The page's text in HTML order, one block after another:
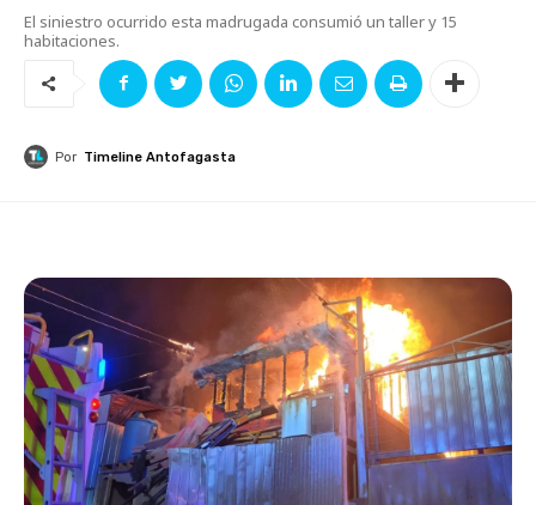
El siniestro ocurrido esta madrugada consumió un taller y 15
habitaciones.
Por Timeline Antofagasta